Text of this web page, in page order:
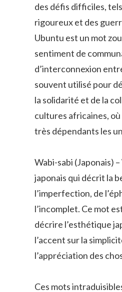
des défis difficiles,
rigoureux et des
Ubuntu est un mot
sentiment de
d’interconnexion
souvent utilisé pour
la solidarité et de la
cultures africaines,
très dépendants les
Wabi-sabi (Japonais)
japonais qui décrit la
l’imperfection, de
l’incomplet. Ce mot
décrire l’esthétique
l’accent sur la
l’appréciation des
Ces mots